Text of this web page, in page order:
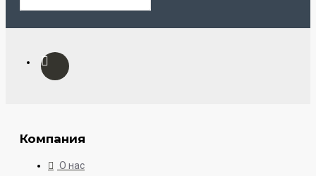
Компания
О нас